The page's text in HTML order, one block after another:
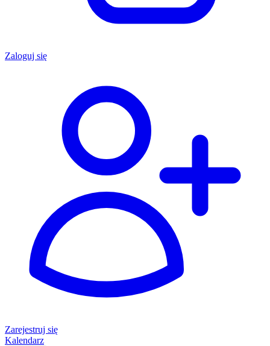
Zaloguj się
Zarejestruj się
Kalendarz